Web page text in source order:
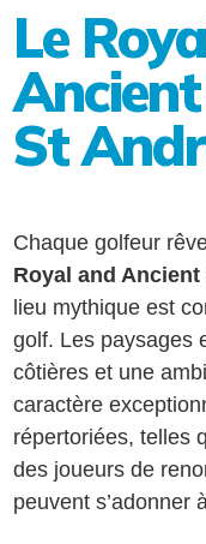
Le
St
Chaque golfeur
Royal and
lieu mythique est
golf. Les paysages
côtières et une
caractère
répertoriées, telles
des joueurs de
peuvent s’adonner